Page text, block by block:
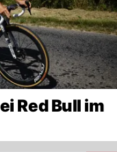
Red Bull im